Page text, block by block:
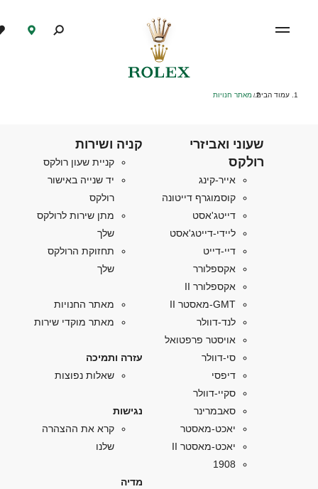
עמוד הבית/ מאתר חנויות
שעוני ואביזרי
רולקס
אייר-קינג
קוסמוגרף דייטונה
דייטג'אסט
ליידי-דייטג'אסט
דיי-דייט
אקספלורר
אקספלורר II
GMT-מאסטר II
לנד-דוולר
אויסטר פרפטואל
סי-דוולר
דיפסי
סקיי-דוולר
סאבמרינר
יאכט-מאסטר
יאכט-מאסטר II
1908
קניה ושירות
קניית שעון רולקס
יד שנייה באישור
רולקס
מתן שירות לרולקס
שלך
תחזוקת הרולקס
שלך
מאתר החנויות
מאתר מוקדי שירות
עזרה ותמיכה
שאלות נפוצות
נגישות
קרא את ההצהרה
שלנו
מדיה